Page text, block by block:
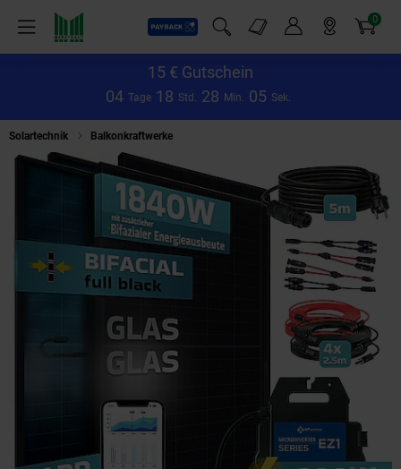
Menü
Payback
Suchfeld einblenden
Markt-Angebote
Mein KontoMarkt findenWarenkorb
0
Artikel
15 € Gutschein
04 Tage 1 8 Std. 28 Min. 05 Sek.
Solartechnik Balkonkraftwerke